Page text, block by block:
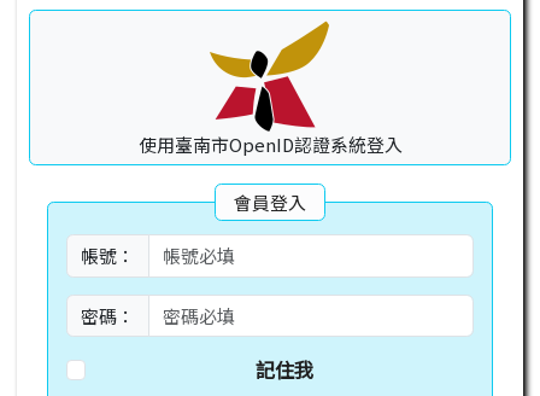
使用臺南市OpenID認證系統登入
會員登入
帳號：
密碼：
記住我